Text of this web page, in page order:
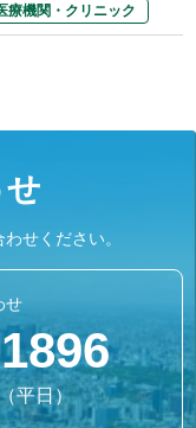
療機関・クリニック
せください。
せ
平日）